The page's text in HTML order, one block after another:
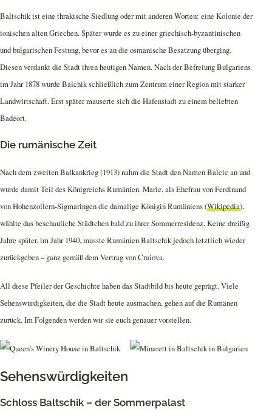
Baltschik ist eine thrakische Siedlung oder mit anderen Worten: eine Kolonie der
ionischen alten Griechen. Später wurde es zu einer griechisch-byzantinischen
und bulgarischen Festung, bevor es an die osmanische Besatzung überging.
Diesen verdankt die Stadt ihren heutigen Namen. Nach der Befreiung Bulgariens
im Jahr 1878 wurde Balchik schließlich zum Zentrum einer Region mit starker
Landwirtschaft. Erst später mauserte sich die Hafenstadt zu einem beliebten
Badeort.
Die rumänische Zeit
Nach dem zweiten Balkankrieg (1913) nahm die Stadt den Namen Balcic an und
wurde damit Teil des Königreichs Rumänien. Marie, als Ehefrau von Ferdinand
von Hohenzollern-Sigmaringen die damalige Königin Rumäniens (Wikipedia),
wählte das beschauliche Städtchen bald zu ihrer Sommerresidenz. Keine dreißig
Jahre später, im Jahr 1940, musste Rumänien Baltschik jedoch letztlich wieder
zurückgeben – ganz gemäß dem Vertrag von Craiova.
All diese Pfeiler der Geschichte haben das Stadtbild bis heute geprägt. Viele
Sehenswürdigkeiten, die die Stadt heute ausmachen, gehen auf die Rumänen
zurück. Im Folgenden werden wir sie euch genauer vorstellen.
Sehenswürdigkeiten
Schloss Baltschik – der Sommerpalast